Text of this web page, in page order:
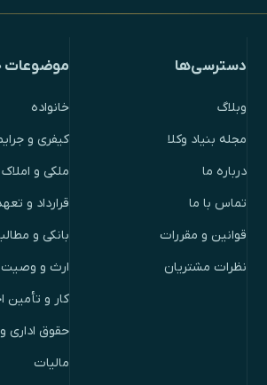
دسترسی‌ها
وبلاگ
مجله بنیاد وکلا
درباره ما
تماس با ما
قوانین و مقررات
نظرات مشتریان
موضوعات
خانواده
کیفری و
ملکی و املاک
قرارداد و
بانکی و
ارث و وصیت
کار و تأمین
حقوق اداری
مالیات